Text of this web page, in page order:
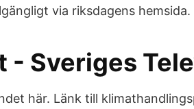
via riksdagens
- Sveriges
här. Länk till